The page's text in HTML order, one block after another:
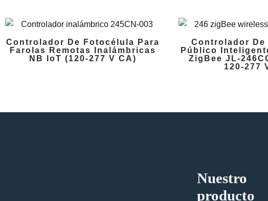
Controlador De Fotocélula Para
Farolas Remotas Inalámbricas
NB IoT (120-277 V CA)
Controlador De
Público
ZigBee JL-
120-277
Nuestro
producto